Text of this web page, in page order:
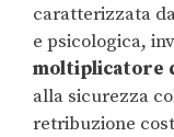
caratterizzata
e psicologica,
moltiplicatore
alla sicurezza
retribuzione